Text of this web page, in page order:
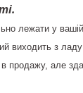
лежати у вашій
виходить з
продажу, але